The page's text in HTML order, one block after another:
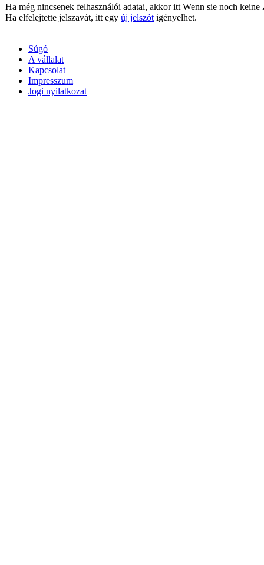
Ha még nincsenek felhasználói adatai, akkor itt Wenn sie noch
Ha elfelejtette jelszavát, itt egy új jelszótigényelhet.
Súgó
A vállalat
Kapcsolat
Impresszum
Jogi nyilatkozat